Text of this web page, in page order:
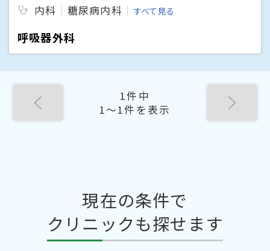
内科
糖尿病内科 すべて見る
呼吸器外科
1件中
1〜1件を表示
現在の条件で
クリニックも探せます